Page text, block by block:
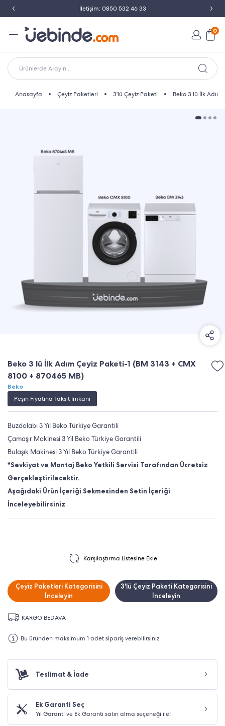
İletişim: 0850 532 46 33
0
Ürünlerde Arayın...
Anasayfa Çeyiz Paketleri 3'lü Çeyiz Paketi Beko 3 lü İlk Adım
Beko 3 lü İlk Adım Çeyiz Paketi-1 (BM 3143 + CMX
8100 + 870465 MB)
Beko
Peşin Fiyatına Taksit İmkanı
Buzdolabı 3 Yıl Beko Türkiye Garantili
Çamaşır Makinesi 3 Yıl Beko Türkiye Garantili
Bulaşık Makinesi 3 Yıl Beko Türkiye Garantili
*Sevkiyat ve Montaj Beko Yetkili Servisi Tarafından Ücretsiz
Gerçekleştirilecektir.
Aşağıdaki Ürün İçeriği Sekmesinden Setin İçeriği
İnceleyebilirsiniz
Karşılaştırma Listesine Ekle
Çeyiz Paketleri Kategorisini
İnceleyin
3'lü Çeyiz Paketi Kategorisini
İnceleyin
KARGO BEDAVA
Bu üründen maksimum 1 adet sipariş verebilirsiniz
Teslimat & İade
Ek Garanti Seç
Yıl Garanti ve Ek Garanti satın alma seçeneği ile!